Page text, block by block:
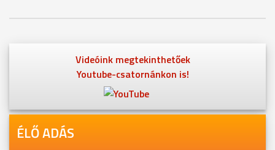
Videóink megtekinthetőek
Youtube-csatornánkon is!
ÉLŐ ADÁS